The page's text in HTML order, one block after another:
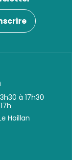
à 17h30
Haillan